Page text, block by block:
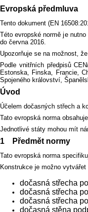
Evropská předmluva
Tento dokument (EN
Této evropské normě je
do června 2016.
Upozorňuje se na možnost,
Podle vnitřních předpisů
Estonska, Finska, Francie,
Spojeného království,
Úvod
Účelem dočasných střech a
Tato evropská norma
Jednotlivé státy mohou mít
1 Předmět normy
Tato evropská norma
Konstrukce je možno
dočasná střecha
dočasná střecha
dočasná střecha
dočasná stěna